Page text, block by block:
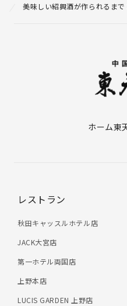
美味しい紹興酒が作られるま
ホーム東
レストラン
秋田キャッスルホテル店
JACK大宮店
第一ホテル両国店
上野本店
LUCIS GARDEN 上野店